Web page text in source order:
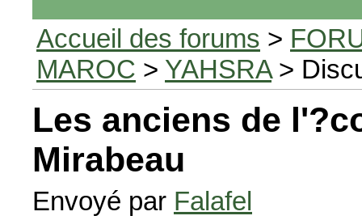
Accueil des forums >
MAROC > YAHSRA>
Les anciens de
Mirabeau
Envoyé par Falafel